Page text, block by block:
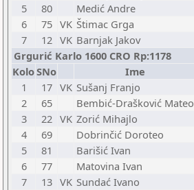
5
80 Medić Andre
6
75 VK Štimac Grga
7
12 VK Barnjak Jakov
Grgurić Karlo 1600 CRO Rp:1178
KoloSNo Ime
1
17 VK Sušanj Franjo
2
65 Bembić-Drašković Mateo
3
22 VK Zorić Mihajlo
4
69 Dobrinčić Doroteo
5
81 Barišić Ivan
6
77 Matovina Ivan
7
13 VK Sundać Ivano